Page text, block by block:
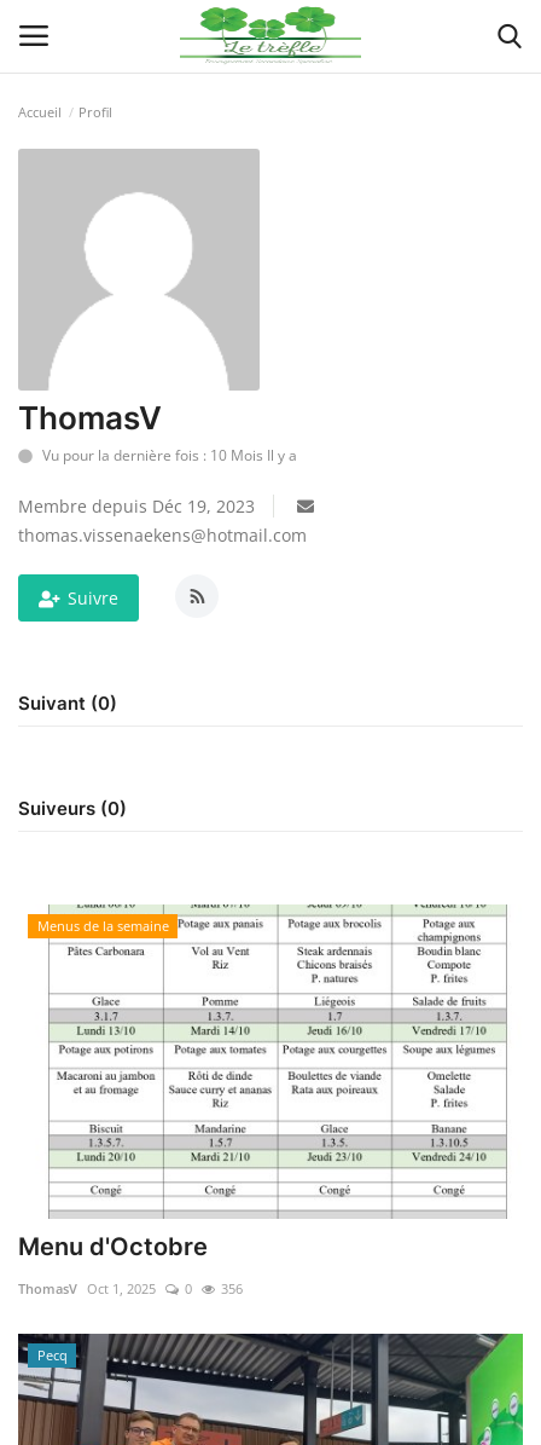
Actualités
Implantations
Organigramme
Galeries
Documents
Contacts
Accueil Profil
ThomasV
Vu pour la dernière fois : 10 Mois Il y a
Membre depuis Déc 19, 2023
thomas.vissenaekens@hotmail.com
Suivre
Suivant (0)
Suiveurs (0)
Menus de la semaine
Menu d'Octobre
ThomasV Oct 1, 2025 0 356
Pecq